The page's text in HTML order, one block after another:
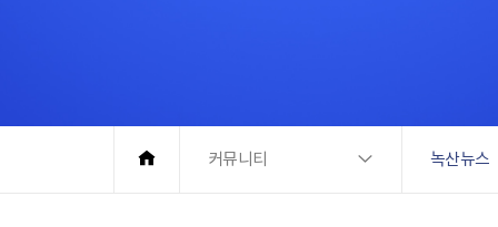
커뮤니티 녹산뉴스